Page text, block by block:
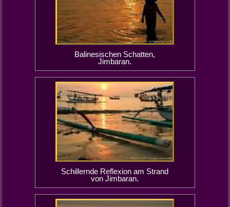
Balinesischen Schatten,
Jimbaran.
Schillernde Reflexion am Strand
von Jimbaran.